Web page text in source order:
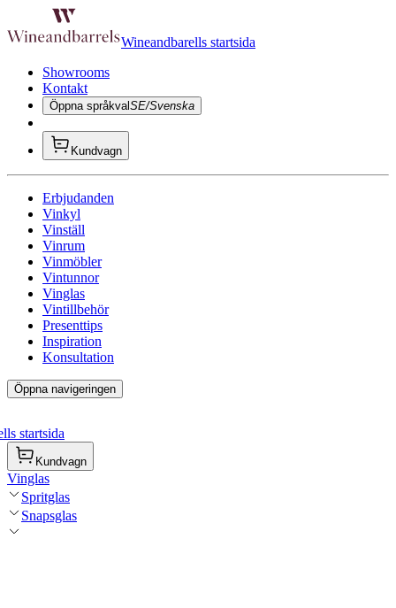
Wineandbarells startsida
Showrooms
Kontakt
Öppna språkvalSE/Svenska
Kundvagn
Erbjudanden
Vinkyl
Vinställ
Vinrum
Vinmöbler
Vintunnor
Vinglas
Vintillbehör
Presenttips
Inspiration
Konsultation
Öppna navigeringen
startsida
Kundvagn
Vinglas
Spritglas
Snapsglas